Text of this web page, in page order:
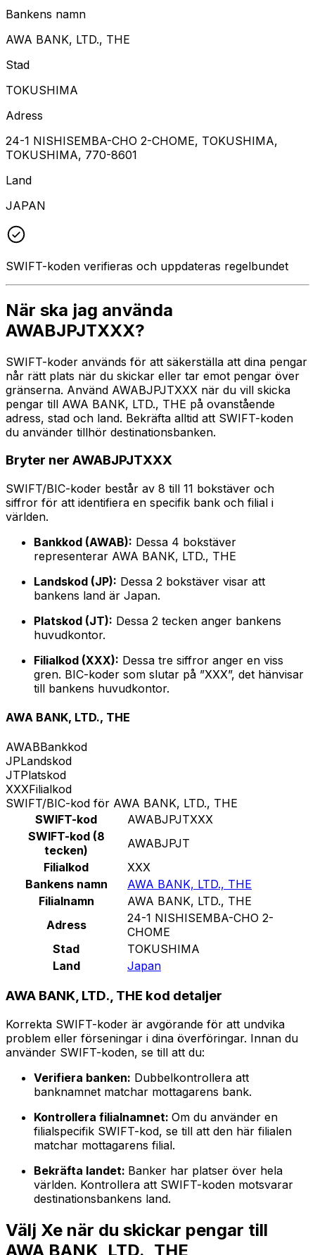
Bankens namn
AWA BANK, LTD., THE
Stad
TOKUSHIMA
Adress
24-1 NISHISEMBA-CHO 2-CHOME, TOKUSHIMA,
TOKUSHIMA, 770-8601
Land
JAPAN
SWIFT-koden verifieras och uppdateras regelbundet
När ska jag använda
AWABJPJTXXX?
SWIFT-koder används för att säkerställa att dina pengar
når rätt plats när du skickar eller tar emot pengar över
gränserna. Använd AWABJPJTXXX när du vill skicka
pengar till AWA BANK, LTD., THE på ovanstående
adress, stad och land. Bekräfta alltid att SWIFT-koden
du använder tillhör destinationsbanken.
Bryter ner AWABJPJTXXX
SWIFT/BIC-koder består av 8 till 11 bokstäver och
siffror för att identifiera en specifik bank och filial i
världen.
Bankkod (AWAB): Dessa 4 bokstäver
representerar AWA BANK, LTD., THE
Landskod (JP): Dessa 2 bokstäver visar att
bankens land är Japan.
Platskod (JT): Dessa 2 tecken anger bankens
huvudkontor.
Filialkod (XXX): Dessa tre siffror anger en viss
gren. BIC-koder som slutar på ”XXX”, det hänvisar
till bankens huvudkontor.
AWA BANK, LTD., THE
AWABBankkod
JPLandskod
JTPlatskod
XXXFilialkod
SWIFT/BIC-kod för AWA BANK, LTD., THE
SWIFT-kod
AWABJPJTXXX
SWIFT-kod (8
tecken)
AWABJPJT
Filialkod
XXX
Bankens namn
AWA BANK, LTD., THE
Filialnamn
AWA BANK, LTD., THE
Adress
24-1 NISHISEMBA-CHO 2-
CHOME
Stad
TOKUSHIMA
Land
Japan
AWA BANK, LTD., THE kod detaljer
Korrekta SWIFT-koder är avgörande för att undvika
problem eller förseningar i dina överföringar. Innan du
använder SWIFT-koden, se till att du:
Verifiera banken: Dubbelkontrollera att
banknamnet matchar mottagarens bank.
Kontrollera filialnamnet: Om du använder en
filialspecifik SWIFT-kod, se till att den här filialen
matchar mottagarens filial.
Bekräfta landet: Banker har platser över hela
världen. Kontrollera att SWIFT-koden motsvarar
destinationsbankens land.
Välj Xe när du skickar pengar till
AWA BANK, LTD., THE